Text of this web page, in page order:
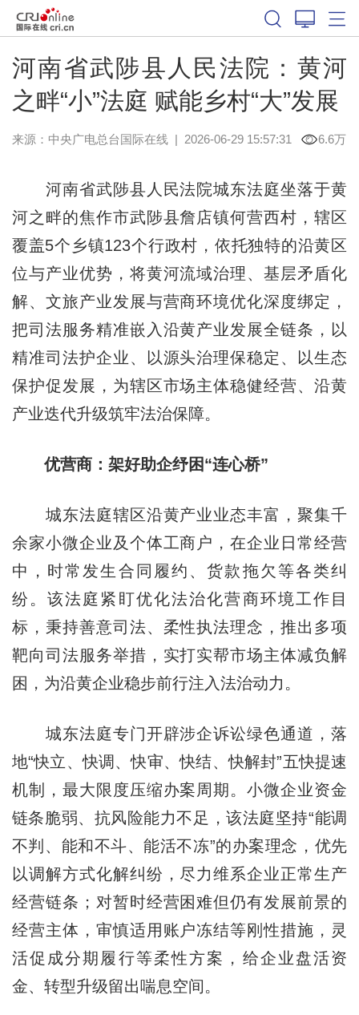
河南省武陟县人民法院：黄河
之畔“小”法庭 赋能乡村“大”发展
来源：中央广电总台国际在线| 2026-06-29 15:57:31 6.6万
河南省武陟县人民法院城东法庭坐落于黄
河之畔的焦作市武陟县詹店镇何营西村，辖区
覆盖5个乡镇123个行政村，依托独特的沿黄区
位与产业优势，将黄河流域治理、基层矛盾化
解、文旅产业发展与营商环境优化深度绑定，
把司法服务精准嵌入沿黄产业发展全链条，以
精准司法护企业、以源头治理保稳定、以生态
保护促发展，为辖区市场主体稳健经营、沿黄
产业迭代升级筑牢法治保障。
优营商：架好助企纾困“连心桥”
城东法庭辖区沿黄产业业态丰富，聚集千
余家小微企业及个体工商户，在企业日常经营
中，时常发生合同履约、货款拖欠等各类纠
纷。该法庭紧盯优化法治化营商环境工作目
标，秉持善意司法、柔性执法理念，推出多项
靶向司法服务举措，实打实帮市场主体减负解
困，为沿黄企业稳步前行注入法治动力。
城东法庭专门开辟涉企诉讼绿色通道，落
地“快立、快调、快审、快结、快解封”五快提速
机制，最大限度压缩办案周期。小微企业资金
链条脆弱、抗风险能力不足，该法庭坚持“能调
不判、能和不斗、能活不冻”的办案理念，优先
以调解方式化解纠纷，尽力维系企业正常生产
经营链条；对暂时经营困难但仍有发展前景的
经营主体，审慎适用账户冻结等刚性措施，灵
活促成分期履行等柔性方案，给企业盘活资
金、转型升级留出喘息空间。